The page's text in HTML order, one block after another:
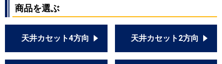
商品を選ぶ
天井カセット4方向 天井カセット2方向